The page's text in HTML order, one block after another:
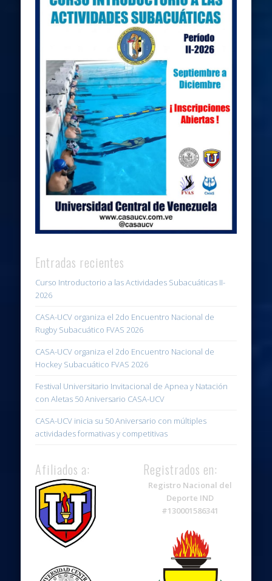
Entradas recientes
Curso Introductorio a las Actividades Subacuáticas II-
2026
CASA-UCV organiza el 2do Encuentro Nacional de
Rugby Subacuático FVAS 2026
CASA-UCV organiza el 2do Encuentro Nacional de
Hockey Subacuático FVAS 2026
Festival Universitario Invitacional de Apnea y Natación
con Aletas 50 Aniversario CASA-UCV
CASA-UCV inicia su 50 Aniversario con múltiples
actividades formativas y competitivas
Afiliados a: Registrados en:
Registro Nacional del
Deporte IND
#130001586341